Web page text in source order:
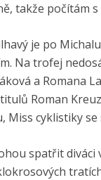
takže počítám
je po
Na trofej
a Romana
Roman
Miss cyklistiky
spatřit diváci